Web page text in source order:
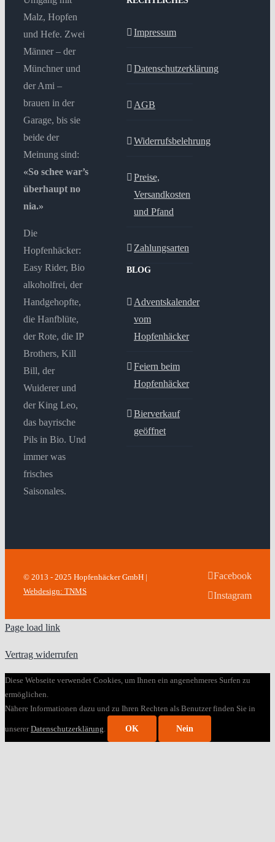
Malz, Hopfen
und Hefe. Zwei
Männer – der
Münchner und
der Ami –
brauen in der
Garage, bis sie
beide der
Meinung sind:
«So schee war’s
überhaupt no
nia.»
Die
Hopfenhäcker:
Easy Rider, Bio
alkoholfrei, der
Handgehopfte,
die Hanfblüte,
der Rote, die IP
Brothers, Kill
Bill, der
Wuiderer und
der King Leo,
das bayrische
Pils in Bio. Und
immer was
frisches
Saisonales.
Impressum
Datenschutzerklärung
AGB
Widerrufsbelehrung
Preise,
Versandkosten
und Pfand
Zahlungsarten
BLOG
Adventskalender
vom
Hopfenhäcker
Feiern beim
Hopfenhäcker
Bierverkauf
geöffnet
© 2013 - 2025 Hopfenhäcker GmbH |
Webdesign: TNMS
Facebook
Instagram
Page load link
Vertrag widerrufen
Diese Webseite verwendet Cookies, um Ihnen ein angenehmeres Surfen zu
ermöglichen.
Nähere Informationen dazu und zu Ihren Rechten als Benutzer finden Sie in
unsererDatenschutzerklärung. OK Nein